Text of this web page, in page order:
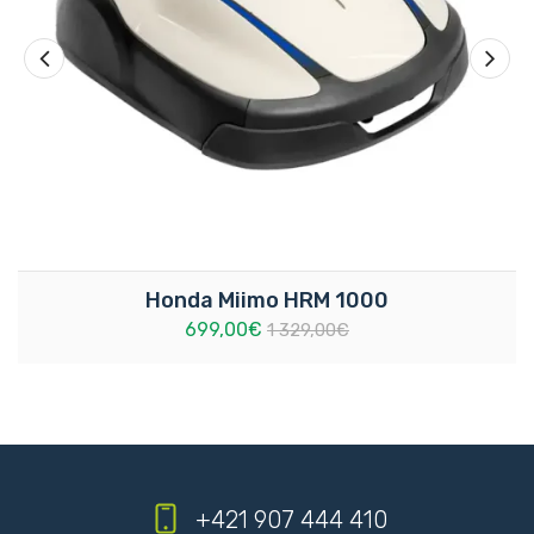
Weight 11.8kg
Honda Miimo HRM 1000
699,00€ 1 329,00€
+421 907 444 410